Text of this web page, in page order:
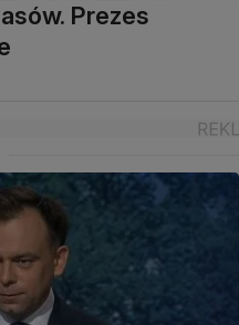
Prezes